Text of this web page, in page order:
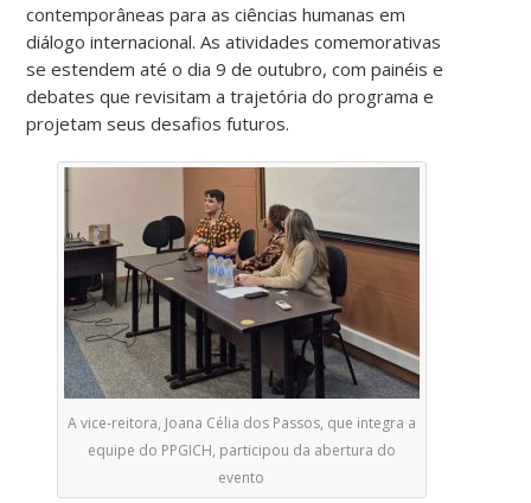
contemporâneas para as ciências humanas em
diálogo internacional. As atividades comemorativas
se estendem até o dia 9 de outubro, com painéis e
debates que revisitam a trajetória do programa e
projetam seus desafios futuros.
A vice-reitora, Joana Célia dos Passos, que integra a
equipe do PPGICH, participou da abertura do
evento